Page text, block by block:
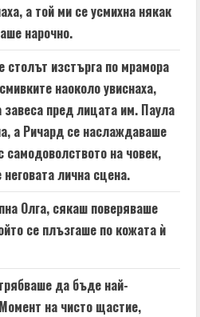
а той ми се усмихна някак
нарочно.
столът изстърга по мрамора
наоколо увиснаха,
пред лицата им. Паула
а Ричард се наслаждаваше
самодоволството на човек,
лична сцена.
Олга, сякаш поверяваше
се плъзгаше по кожата ѝ
да бъде най-
на чисто щастие,